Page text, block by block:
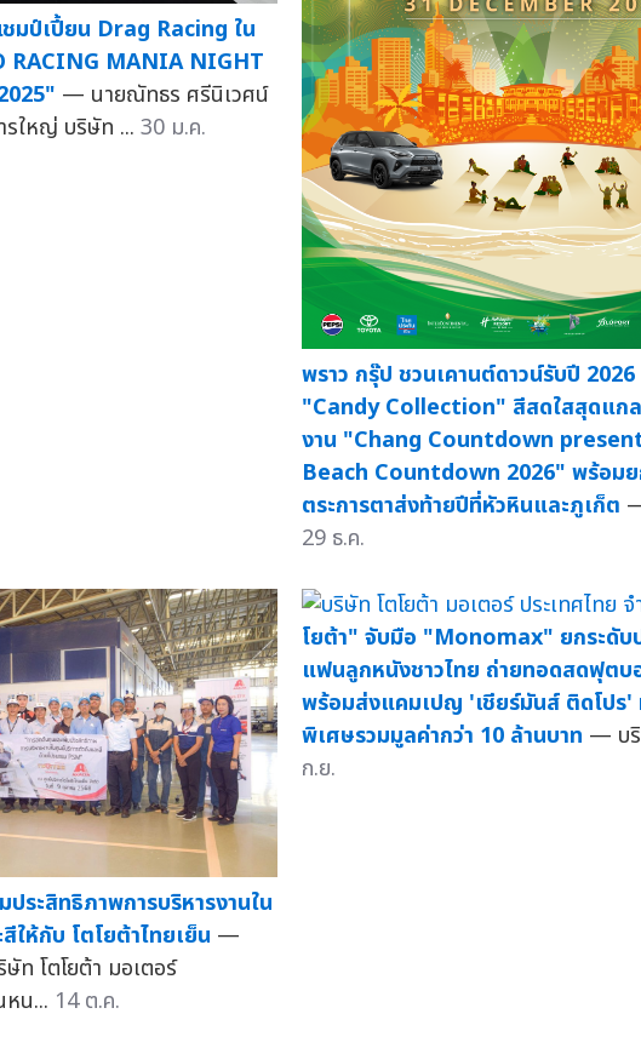
มป์เปี้ยน Drag Racing ใน
RACING MANIA NIGHT
— นายณัทธร ศรีนิเวศน์
รใหญ่ บริษัท ... 30 ม.ค.
พราว กรุ๊ป ชวนเคานต์ดาวน์รับปี
"Candy Collection" สีสดใสสุดแก
งาน "Chang Countdown
Beach Countdown 2026" พร้อมย
ตระการตาส่งท้ายปีที่หัวหินและภูเก็ต
29 ธ.ค.
ระสิทธิภาพการบริหารงานใน
ให้กับ โตโยต้าไทยเย็น —
ท โตโยต้า มอเตอร์
หน... 14 ต.ค.
โยต้า" จับมือ "Monomax" ยกระดับ
แฟนลูกหนังชาวไทย ถ่ายทอดสดฟุตบ
พร้อมส่งแคมเปญ 'เชียร์มันส์ ติดโปร'
พิเศษรวมมูลค่ากว่า 10 ล้านบาท — บริ
ก.ย.